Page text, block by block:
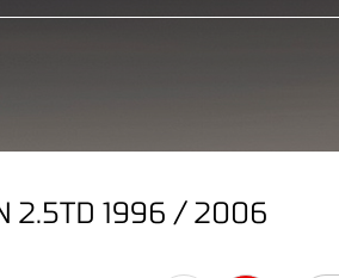
2.5TD 1996 / 2006